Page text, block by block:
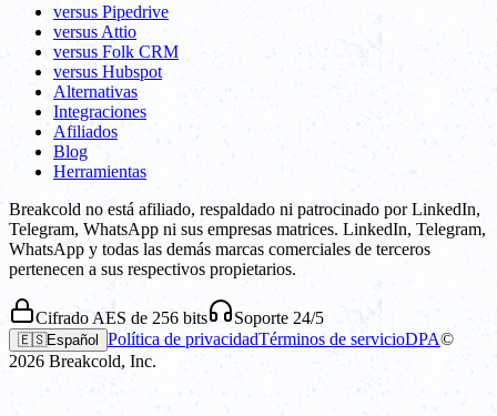
versus Pipedrive
versus Attio
versus Folk CRM
versus Hubspot
Alternativas
Integraciones
Afiliados
Blog
Herramientas
Breakcold no está afiliado, respaldado ni patrocinado por LinkedIn,
Telegram, WhatsApp ni sus empresas matrices. LinkedIn, Telegram,
WhatsApp y todas las demás marcas comerciales de terceros
pertenecen a sus respectivos propietarios.
Cifrado AES de 256 bits Soporte 24/5
🇪🇸Español Política de privacidadTérminos de servicioDPA©
2026 Breakcold, Inc.